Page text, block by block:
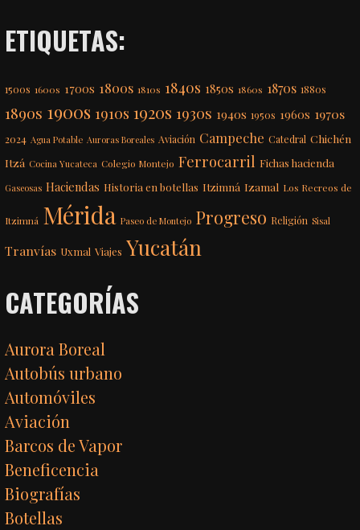
ETIQUETAS:
1500s 1600s 1700s 1800s 1810s 1840s 1850s 1860s 1870s 1880s
1890s 1900s 1910s 1920s 1930s 1940s 1950s 1960s 1970s
2024 Agua Potable Auroras Boreales Aviación Campeche Catedral Chichén
Itzá Cocina Yucateca Colegio Montejo Ferrocarril Fichas hacienda
Gaseosas Haciendas Historia en botellas Itzimná Izamal Los Recreos de
Itzimná Mérida Paseo de Montejo Progreso Religión Sisal
Tranvías Uxmal Viajes Yucatán
CATEGORÍAS
Aurora Boreal
Autobús urbano
Automóviles
Aviación
Barcos de Vapor
Beneficencia
Biografías
Botellas